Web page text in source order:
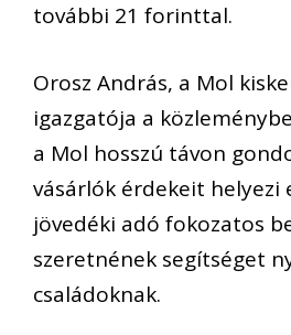
további 21 forinttal.
Orosz András, a Mol
igazgatója a
a Mol hosszú távon
vásárlók érdekeit helyezi
jövedéki adó fokozatos
szeretnének segítséget
családoknak.